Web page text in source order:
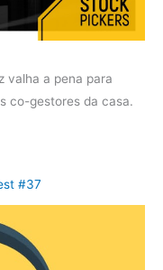
-16.69%
26.84%
valha a pena para
co-gestores da casa.
#37